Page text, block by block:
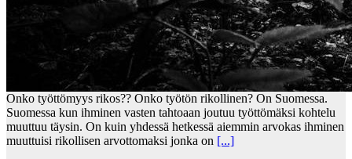
Onko työttömyys rikos?? Onko työtön rikollinen? On Suomessa.
Suomessa kun ihminen vasten tahtoaan joutuu työttömäksi kohtelu
muuttuu täysin. On kuin yhdessä hetkessä aiemmin arvokas ihminen
muuttuisi rikollisen arvottomaksi jonka on [...]